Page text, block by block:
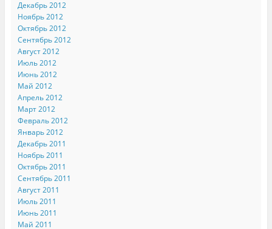
Декабрь 2012
Ноябрь 2012
Октябрь 2012
Сентябрь 2012
Август 2012
Июль 2012
Июнь 2012
Май 2012
Апрель 2012
Март 2012
Февраль 2012
Январь 2012
Декабрь 2011
Ноябрь 2011
Октябрь 2011
Сентябрь 2011
Август 2011
Июль 2011
Июнь 2011
Май 2011